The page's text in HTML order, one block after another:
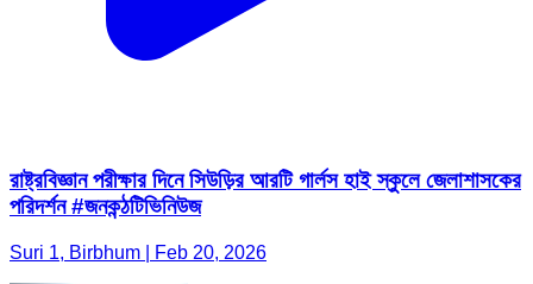
রাষ্ট্রবিজ্ঞান পরীক্ষার দিনে সিউড়ির আরটি গার্লস হাই স্কুলে জেলাশাসকের
পরিদর্শন #জনকন্ঠটিভিনিউজ
Suri 1, Birbhum | Feb 20, 2026